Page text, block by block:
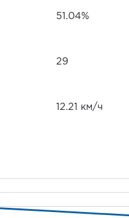
51.04%
29
12.21 км/ч